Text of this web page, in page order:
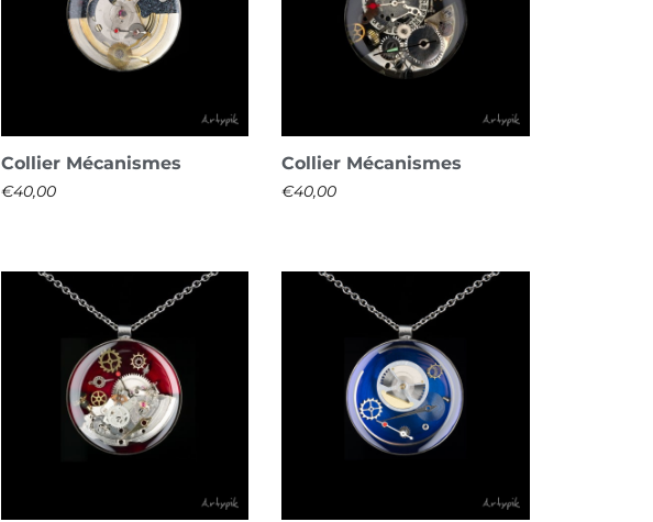
Collier Mécanismes
€40,00
Collier Mécanismes
€40,00